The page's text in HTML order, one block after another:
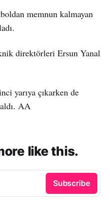
memnun kalmayan
direktörleri Ersun Yanal
yarıya çıkarken de
AA
like this.
Subscribe